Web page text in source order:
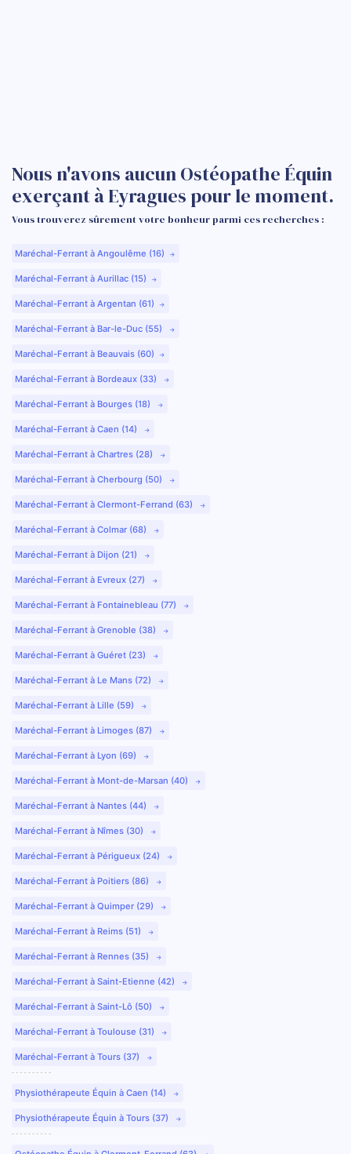
Nous n'avons aucun Ostéopathe Équin
exerçant à Eyragues pour le moment.
Vous trouverez sûrement votre bonheur parmi ces recherches :
Maréchal-Ferrant à Angoulême (16)
Maréchal-Ferrant à Aurillac (15)
Maréchal-Ferrant à Argentan (61)
Maréchal-Ferrant à Bar-le-Duc (55)
Maréchal-Ferrant à Beauvais (60)
Maréchal-Ferrant à Bordeaux (33)
Maréchal-Ferrant à Bourges (18)
Maréchal-Ferrant à Caen (14)
Maréchal-Ferrant à Chartres (28)
Maréchal-Ferrant à Cherbourg (50)
Maréchal-Ferrant à Clermont-Ferrand (63)
Maréchal-Ferrant à Colmar (68)
Maréchal-Ferrant à Dijon (21)
Maréchal-Ferrant à Evreux (27)
Maréchal-Ferrant à Fontainebleau (77)
Maréchal-Ferrant à Grenoble (38)
Maréchal-Ferrant à Guéret (23)
Maréchal-Ferrant à Le Mans (72)
Maréchal-Ferrant à Lille (59)
Maréchal-Ferrant à Limoges (87)
Maréchal-Ferrant à Lyon (69)
Maréchal-Ferrant à Mont-de-Marsan (40)
Maréchal-Ferrant à Nantes (44)
Maréchal-Ferrant à Nîmes (30)
Maréchal-Ferrant à Périgueux (24)
Maréchal-Ferrant à Poitiers (86)
Maréchal-Ferrant à Quimper (29)
Maréchal-Ferrant à Reims (51)
Maréchal-Ferrant à Rennes (35)
Maréchal-Ferrant à Saint-Etienne (42)
Maréchal-Ferrant à Saint-Lô (50)
Maréchal-Ferrant à Toulouse (31)
Maréchal-Ferrant à Tours (37)
Physiothérapeute Équin à Caen (14)
Physiothérapeute Équin à Tours (37)